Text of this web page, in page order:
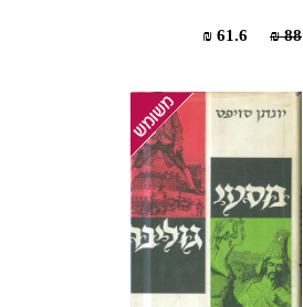
88 ₪